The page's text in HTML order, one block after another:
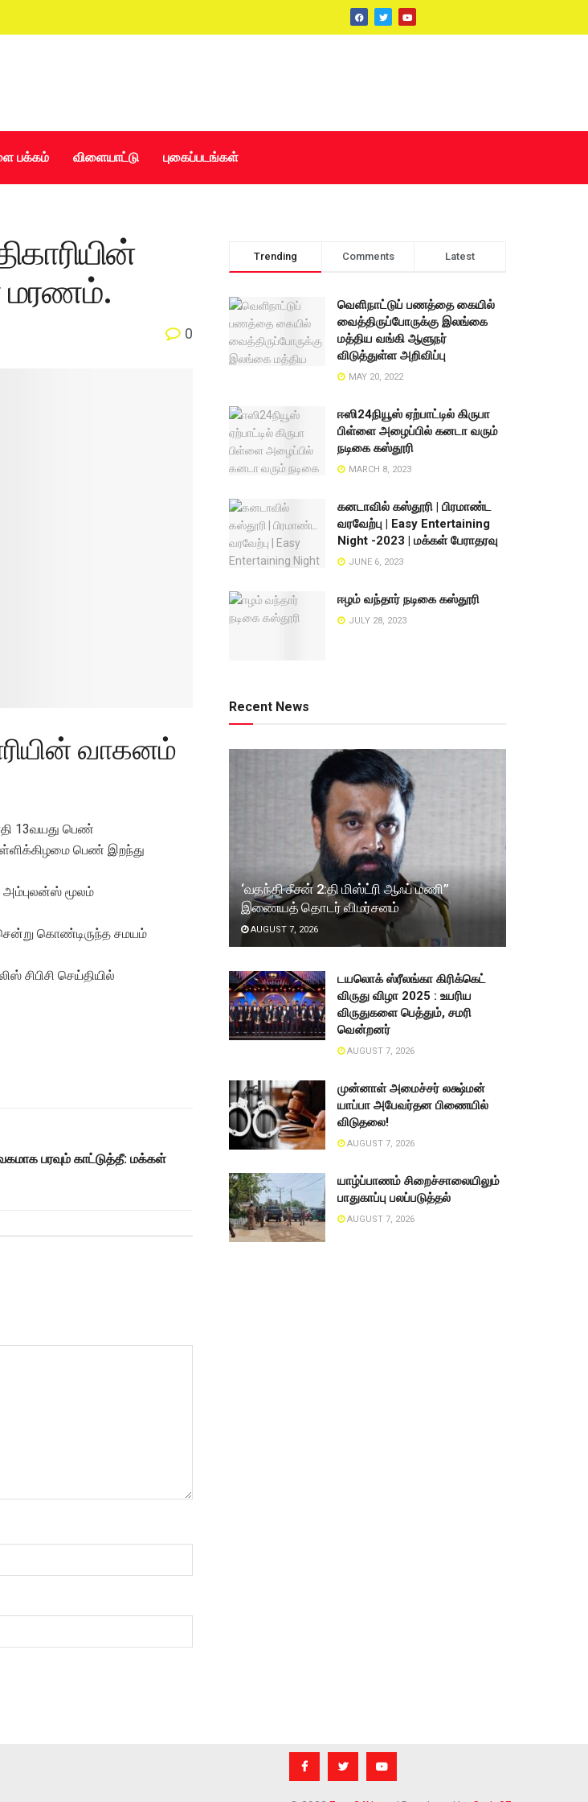
பக்கம் விளையாட்டு புகைப்படங்கள்
மரணம்.
0
வாகனம்
13வயது பெண்
பெண் இறந்து
அம்புலன்ஸ் மூலம்
கொண்டிருந்த சமயம்
சிபிசி செய்தியில்
பரவும் காட்டுத்தீ: மக்கள்
Trending Comments Latest
வெளிநாட்டுப் பணத்தை கையில்
வைத்திருப்போருக்கு இலங்கை
மத்திய வங்கி ஆளுநர்
விடுத்துள்ள அறிவிப்பு
MAY 20, 2022
ஈஸி24நியூஸ் ஏற்பாட்டில் கிருபா
பிள்ளை அழைப்பில் கனடா வரும்
நடிகை கஸ்தூரி
MARCH 8, 2023
கனடாவில் கஸ்தூரி | பிரமாண்ட
வரவேற்பு | Easy Entertaining
Night -2023 | மக்கள் பேராதரவு
JUNE 6, 2023
ஈழம் வந்தார் நடிகை கஸ்தூரி
JULY 28, 2023
Recent News
‘வதந்தி சீசன் 2:தி மிஸ்ட்ரி ஆஃப் மணி”
இணையத் தொடர் விமர்சனம்
AUGUST 7, 2026
டயலொக் ஸ்ரீலங்கா கிரிக்கெட்
விருது விழா 2025 : உயரிய
விருதுகளை பெத்தும், சமரி
வென்றனர்
AUGUST 7, 2026
முன்னாள் அமைச்சர் லக்ஷ்மன்
யாப்பா அபேவர்தன பிணையில்
விடுதலை!
AUGUST 7, 2026
யாழ்ப்பாணம் சிறைச்சாலையிலும்
பாதுகாப்பு பலப்படுத்தல்
AUGUST 7, 2026